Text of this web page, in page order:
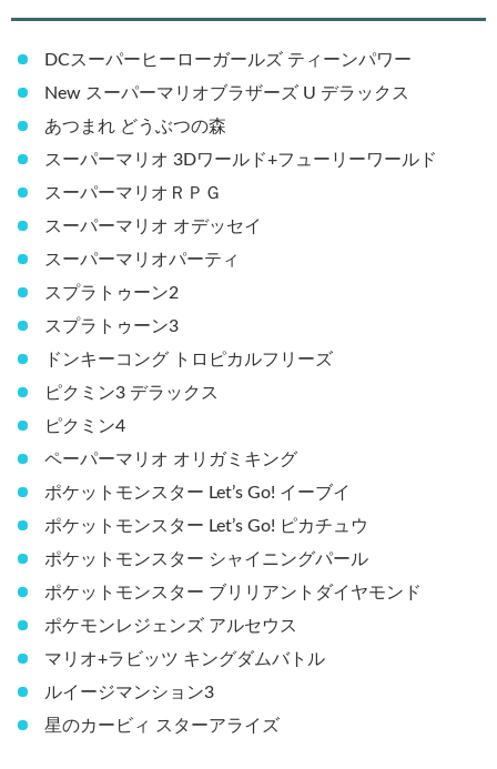
スーパーマリオパーティ
スプラトゥーン2
スプラトゥーン3
ドンキーコング トロピカルフリーズ
ピクミン3 デラックス
ピクミン4
ペーパーマリオ オリガミキング
ポケットモンスター Let’s Go! イーブイ
ポケットモンスター Let’s Go! ピカチュウ
ポケットモンスター シャイニングパール
ポケットモンスター ブリリアントダイヤモンド
ポケモンレジェンズ アルセウス
マリオ+ラビッツ キングダムバトル
ルイージマンション3
星のカービィ スターアライズ
まとめ
『ニンテンドーカタログチケット（カタチケ）』を使え